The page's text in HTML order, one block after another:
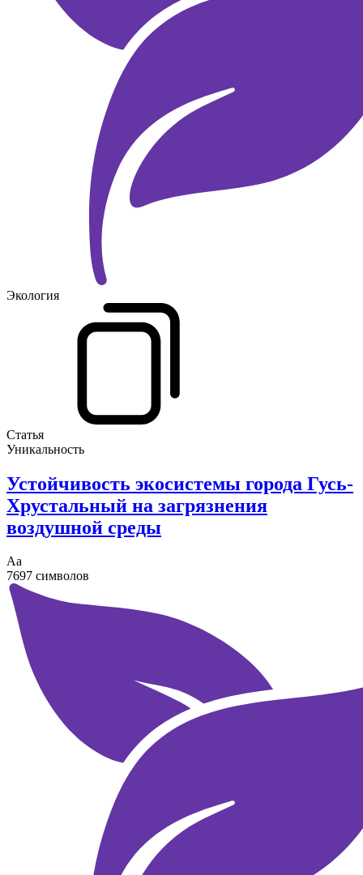
Экология
Статья
Уникальность
Устойчивость экосистемы города Гусь-
Хрустальный на загрязнения
воздушной среды
Аа
7697 символов